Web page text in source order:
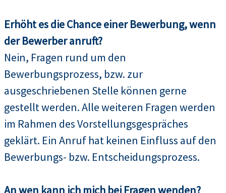
Erhöht es die Chance einer Bewerbung, wenn
der Bewerber anruft?
Nein, Fragen rund um den
Bewerbungsprozess, bzw. zur
ausgeschriebenen Stelle können gerne
gestellt werden. Alle weiteren Fragen werden
im Rahmen des Vorstellungsgespräches
geklärt. Ein Anruf hat keinen Einfluss auf den
Bewerbungs- bzw. Entscheidungsprozess.
An wen kann ich mich bei Fragen wenden?